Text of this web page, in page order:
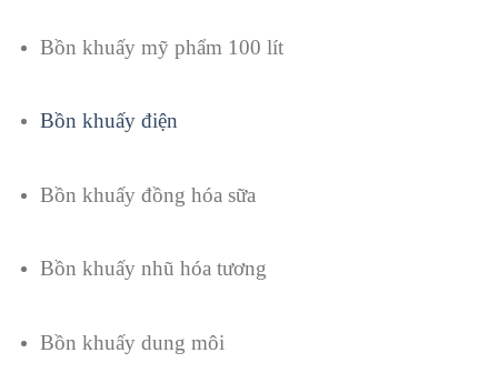
Bồn khuấy mỹ phẩm 100 lít
Bồn khuấy điện
Bồn khuấy đồng hóa sữa
Bồn khuấy nhũ hóa tương
Bồn khuấy dung môi